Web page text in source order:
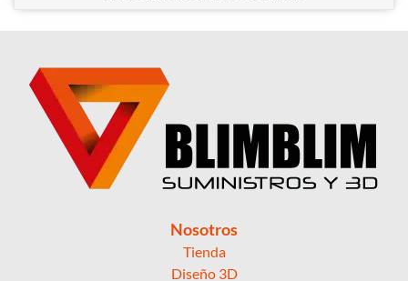
Nosotros
Tienda
Diseño 3D